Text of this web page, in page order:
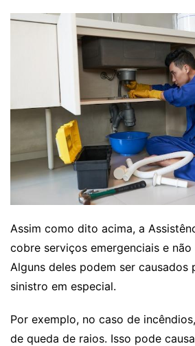
Assim como dito acima, a
cobre serviços emergenciais e não
Alguns deles podem ser causados
sinistro em especial.
Por exemplo, no caso de
de queda de raios. Isso pode